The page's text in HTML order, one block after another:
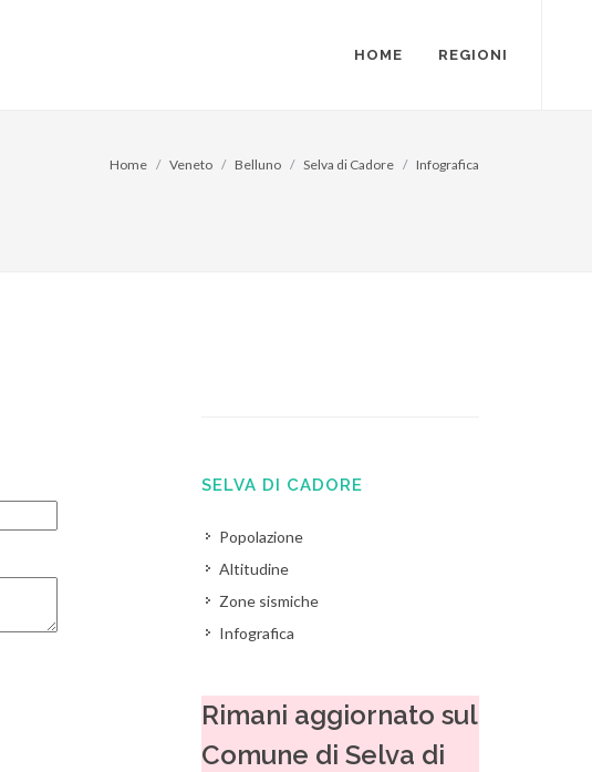
HOME REGIONI
Home Veneto Belluno Selva di Cadore Infografica
SELVA DI CADORE
Popolazione
Altitudine
Zone sismiche
Infografica
Rimani aggiornato sul
Comune di Selva di